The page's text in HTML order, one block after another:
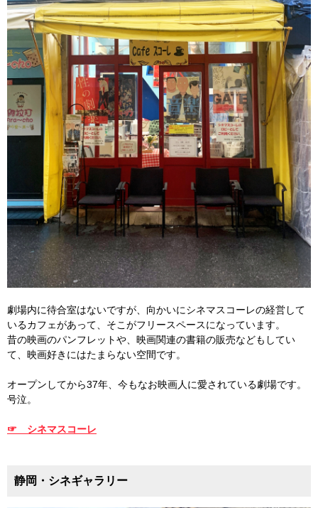
劇場内に待合室はないですが、向かいにシネマスコーレの経営して
いるカフェがあって、そこがフリースペースになっています。
昔の映画のパンフレットや、映画関連の書籍の販売などもしてい
て、映画好きにはたまらない空間です。
オープンしてから37年、今もなお映画人に愛されている劇場です。
号泣。
☞ シネマスコーレ
静岡・シネギャラリー